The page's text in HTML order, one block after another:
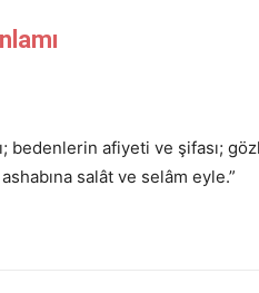
bedenlerin afiyeti ve şifası;
salât ve selâm eyle.”